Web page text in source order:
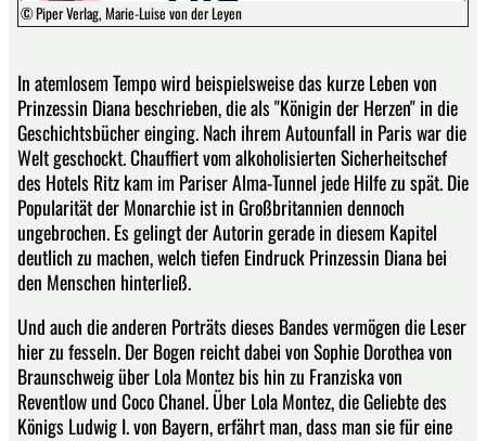
© Piper Verlag, Marie-Luise von der Leyen
In atemlosem Tempo wird beispielsweise das kurze Leben von
Prinzessin Diana beschrieben, die als "Königin der Herzen" in die
Geschichtsbücher einging. Nach ihrem Autounfall in Paris war die
Welt geschockt. Chauffiert vom alkoholisierten Sicherheitschef
des Hotels Ritz kam im Pariser Alma-Tunnel jede Hilfe zu spät. Die
Popularität der Monarchie ist in Großbritannien dennoch
ungebrochen. Es gelingt der Autorin gerade in diesem Kapitel
deutlich zu machen, welch tiefen Eindruck Prinzessin Diana bei
den Menschen hinterließ.
Und auch die anderen Porträts dieses Bandes vermögen die Leser
hier zu fesseln. Der Bogen reicht dabei von Sophie Dorothea von
Braunschweig über Lola Montez bis hin zu Franziska von
Reventlow und Coco Chanel. Über Lola Montez, die Geliebte des
Königs Ludwig I. von Bayern, erfährt man, dass man sie für eine